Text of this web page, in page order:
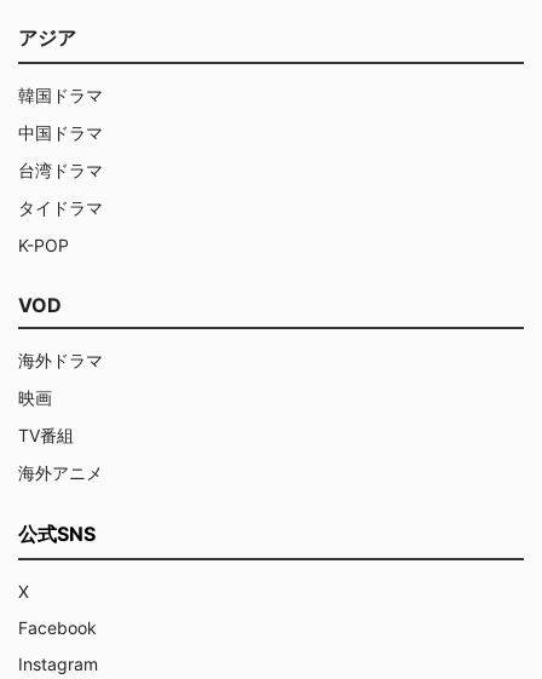
アジア
韓国ドラマ
中国ドラマ
台湾ドラマ
タイドラマ
K-POP
VOD
海外ドラマ
映画
TV番組
海外アニメ
公式SNS
X
Facebook
Instagram